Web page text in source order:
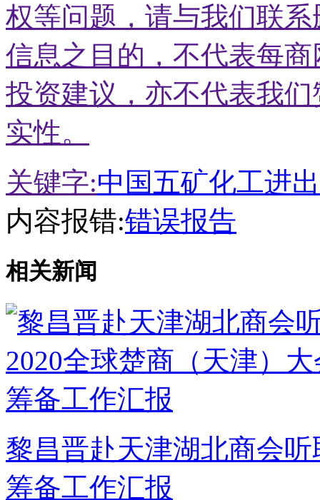
权等问题，请与我们联
信息之目的，不代表每
投资建议，亦不代表我
实性。
关键字:中国五矿化工进
内容报错:错误报告
相关新闻
黎昌晋赴天津湖北商会
筹备工作汇报